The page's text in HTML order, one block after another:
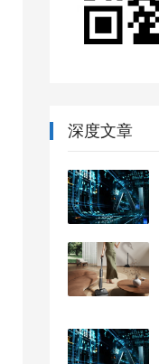
深度文章